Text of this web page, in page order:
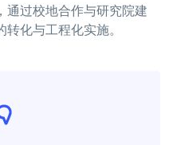
通过校地合作与研究院建
化与工程化实施。